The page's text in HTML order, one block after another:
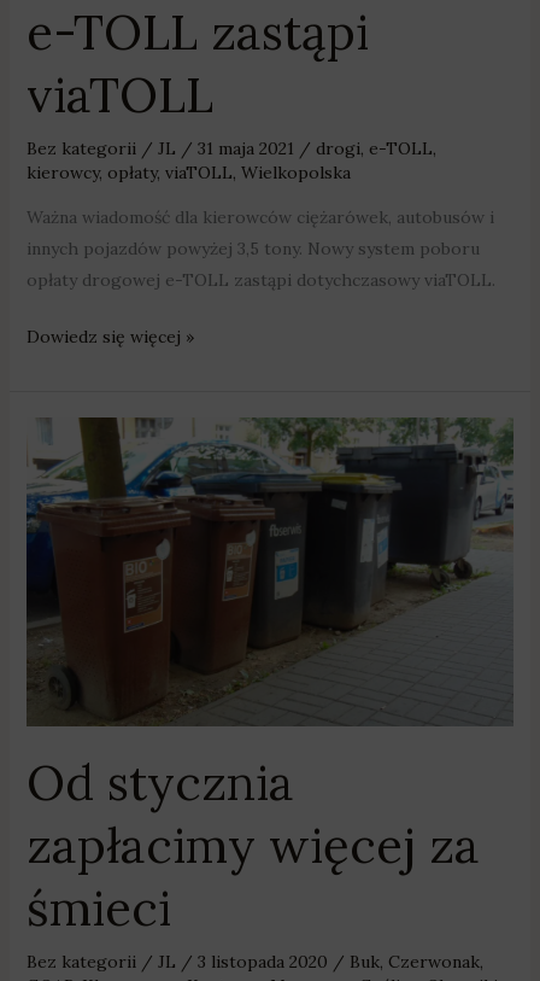
e-TOLL zastąpi
viaTOLL
Bez kategorii/ JL / 31 maja 2021 / drogi, e-TOLL,
kierowcy, opłaty, viaTOLL, Wielkopolska
Ważna wiadomość dla kierowców ciężarówek, autobusów i
innych pojazdów powyżej 3,5 tony. Nowy system poboru
opłaty drogowej e-TOLL zastąpi dotychczasowy viaTOLL.
Dowiedz się więcej »
Od stycznia
zapłacimy więcej za
śmieci
Bez kategorii/ JL / 3 listopada 2020 / Buk, Czerwonak,
stycznia
zapłacimy
więcej